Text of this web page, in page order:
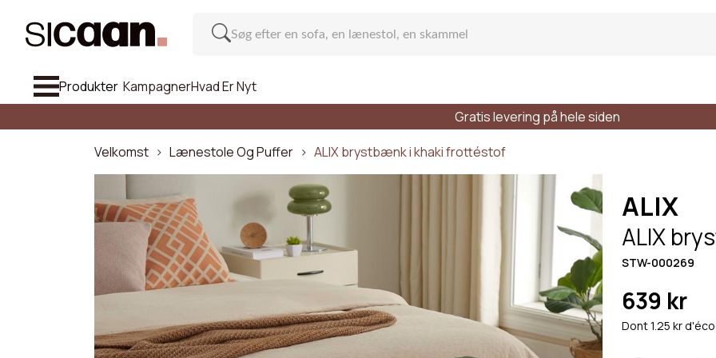
Produkter KampagnerHvad Er Nyt
Stol Og Barstol
Antal pladser
Stilarter
Materialer
Gratis levering på hele siden
Velkomst
Lænestole Og Puffer ALIX brystbænk i khaki frottéstof
ALIX
ALIX
STW-000269
639 kr
Dont 1.25 kr